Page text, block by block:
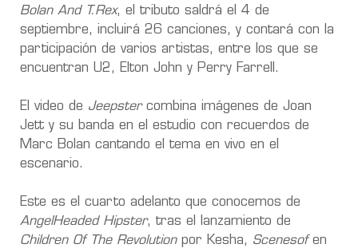
Bolan And T.Rex, el tributo saldrá el 4 de
septiembre, incluirá 26 canciones, y contará con la
participación de varios artistas, entre los que se
encuentran U2, Elton John y Perry Farrell.
El video de Jeepstercombina imágenes de Joan
Jett y su banda en el estudio con recuerdos de
Marc Bolan cantando el tema en vivo en el
escenario.
Este es el cuarto adelanto que conocemos de
AngelHeaded Hipster, tras el lanzamiento de
Children Of The Revolutionpor Kesha, Scenesofen